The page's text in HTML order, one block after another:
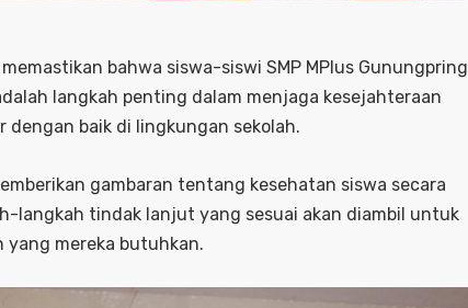
bahwa siswa-siswi SMP MPlus Gunungpring
langkah penting dalam menjaga kesejahteraan
dengan baik di lingkungan sekolah.
gambaran tentang kesehatan siswa secara
langkah tindak lanjut yang sesuai akan diambil untuk
yang mereka butuhkan.